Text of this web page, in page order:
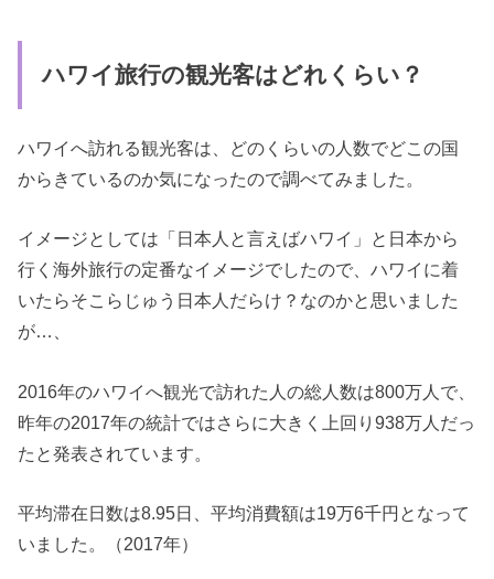
ハワイ旅行の観光客はどれくらい？
ハワイへ訪れる観光客は、どのくらいの人数でどこの国
からきているのか気になったので調べてみました。
イメージとしては「日本人と言えばハワイ」と日本から
行く海外旅行の定番なイメージでしたので、ハワイに着
いたらそこらじゅう日本人だらけ？なのかと思いました
が…、
2016年のハワイへ観光で訪れた人の総人数は800万人で、
昨年の2017年の統計ではさらに大きく上回り938万人だっ
たと発表されています。
平均滞在日数は8.95日、平均消費額は19万6千円となって
いました。（2017年）